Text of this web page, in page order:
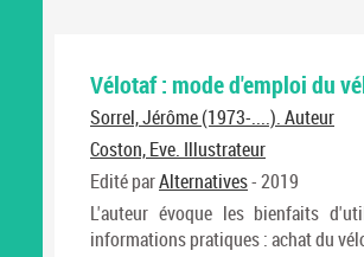
Vélotaf : mode d'emploi du
Sorrel, Jérôme (1973-....). Auteur
Coston, Eve. Illustrateur
Edité parAlternatives- 2019
L'auteur évoque les bienfaits
informations pratiques : achat du